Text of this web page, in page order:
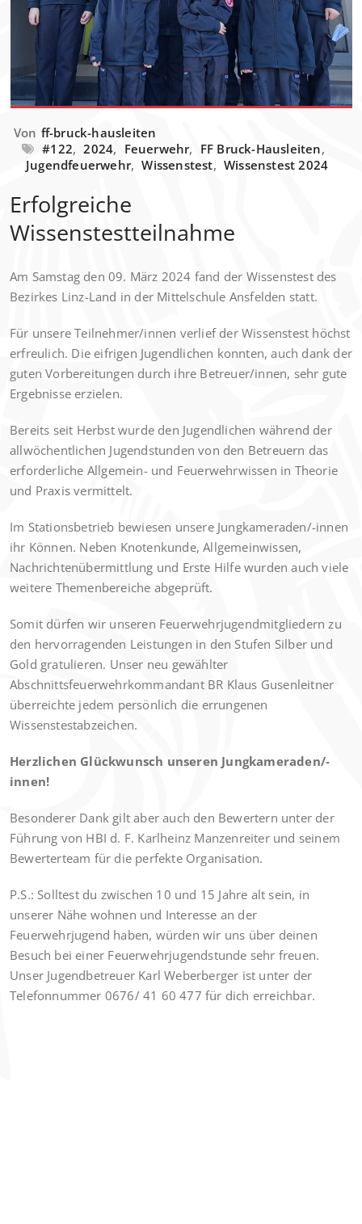
Von ff-bruck-hausleiten
#122, 2024, Feuerwehr, FF Bruck-Hausleiten,
Jugendfeuerwehr, Wissenstest, Wissenstest 2024
Erfolgreiche
Wissenstestteilnahme
Am Samstag den 09. März 2024 fand der Wissenstest des
Bezirkes Linz-Land in der Mittelschule Ansfelden statt.
Für unsere Teilnehmer/innen verlief der Wissenstest höchst
erfreulich. Die eifrigen Jugendlichen konnten, auch dank der
guten Vorbereitungen durch ihre Betreuer/innen, sehr gute
Ergebnisse erzielen.
Bereits seit Herbst wurde den Jugendlichen während der
allwöchentlichen Jugendstunden von den Betreuern das
erforderliche Allgemein- und Feuerwehrwissen in Theorie
und Praxis vermittelt.
Im Stationsbetrieb bewiesen unsere Jungkameraden/-innen
ihr Können. Neben Knotenkunde, Allgemeinwissen,
Nachrichtenübermittlung und Erste Hilfe wurden auch viele
weitere Themenbereiche abgeprüft.
Somit dürfen wir unseren Feuerwehrjugendmitgliedern zu
den hervorragenden Leistungen in den Stufen Silber und
Gold gratulieren. Unser neu gewählter
Abschnittsfeuerwehrkommandant BR Klaus Gusenleitner
überreichte jedem persönlich die errungenen
Wissenstestabzeichen.
Herzlichen Glückwunsch unseren Jungkameraden/-
innen!
Besonderer Dank gilt aber auch den Bewertern unter der
Führung von HBI d. F. Karlheinz Manzenreiter und seinem
Bewerterteam für die perfekte Organisation.
P.S.: Solltest du zwischen 10 und 15 Jahre alt sein, in
unserer Nähe wohnen und Interesse an der
Feuerwehrjugend haben, würden wir uns über deinen
Besuch bei einer Feuerwehrjugendstunde sehr freuen.
Unser Jugendbetreuer Karl Weberberger ist unter der
Telefonnummer 0676/ 41 60 477 für dich erreichbar.